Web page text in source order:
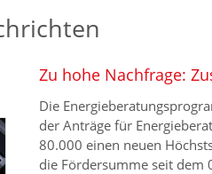
Zu hohe Nachfrage:
Die
der Anträge für
80.000 einen neuen
die Fördersumme seit dem